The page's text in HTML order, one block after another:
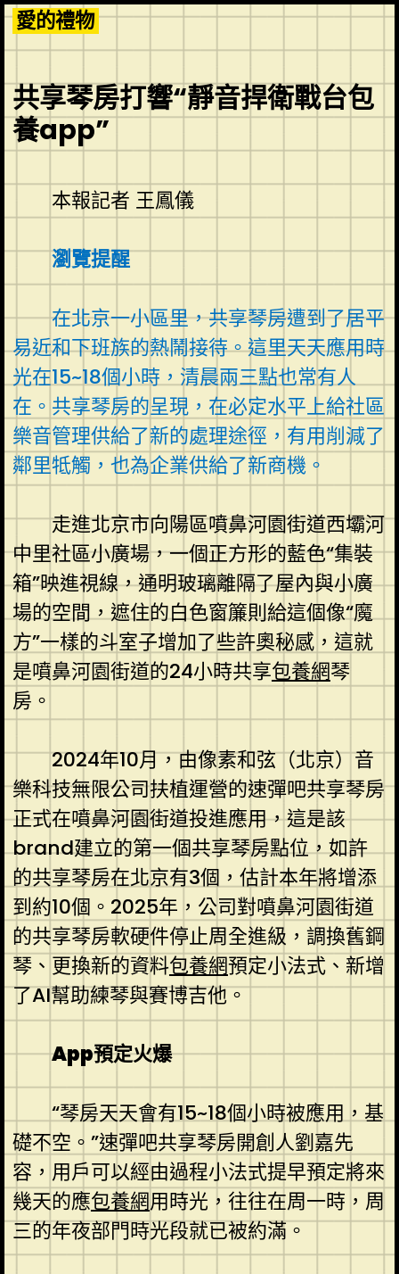
Skip
to
content
愛的禮物
共享琴房打響“靜音捍衛戰台包
養app”
本報記者 王鳳儀
瀏覽提醒
在北京一小區里，共享琴房遭到了居平
易近和下班族的熱鬧接待。這里天天應用時
光在15~18個小時，清晨兩三點也常有人
在。共享琴房的呈現，在必定水平上給社區
樂音管理供給了新的處理途徑，有用削減了
鄰里牴觸，也為企業供給了新商機。
走進北京市向陽區噴鼻河園街道西壩河
中里社區小廣場，一個正方形的藍色“集裝
箱”映進視線，通明玻璃離隔了屋內與小廣
場的空間，遮住的白色窗簾則給這個像“魔
方”一樣的斗室子增加了些許奧秘感，這就
是噴鼻河園街道的24小時共享包養網琴
房。
2024年10月，由像素和弦（北京）音
樂科技無限公司扶植運營的速彈吧共享琴房
正式在噴鼻河園街道投進應用，這是該
brand建立的第一個共享琴房點位，如許
的共享琴房在北京有3個，估計本年將增添
到約10個。2025年，公司對噴鼻河園街道
的共享琴房軟硬件停止周全進級，調換舊鋼
琴、更換新的資料包養網預定小法式、新增
了AI幫助練琴與賽博吉他。
App預定火爆
“琴房天天會有15~18個小時被應用，基
礎不空。”速彈吧共享琴房開創人劉嘉先
容，用戶可以經由過程小法式提早預定將來
幾天的應包養網用時光，往往在周一時，周
三的年夜部門時光段就已被約滿。